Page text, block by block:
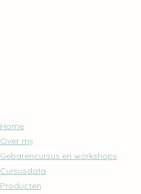
Home
Over mij
Gebarencursus en workshops
Cursusdata
Producten